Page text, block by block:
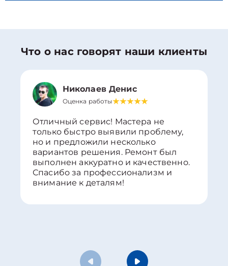
Что о нас говорят наши клиенты
Николаев Денис
Оценка работы
Отличный сервис! Мастера не
только быстро выявили проблему,
но и предложили несколько
вариантов решения. Ремонт был
выполнен аккуратно и качественно.
Спасибо за профессионализм и
внимание к деталям!